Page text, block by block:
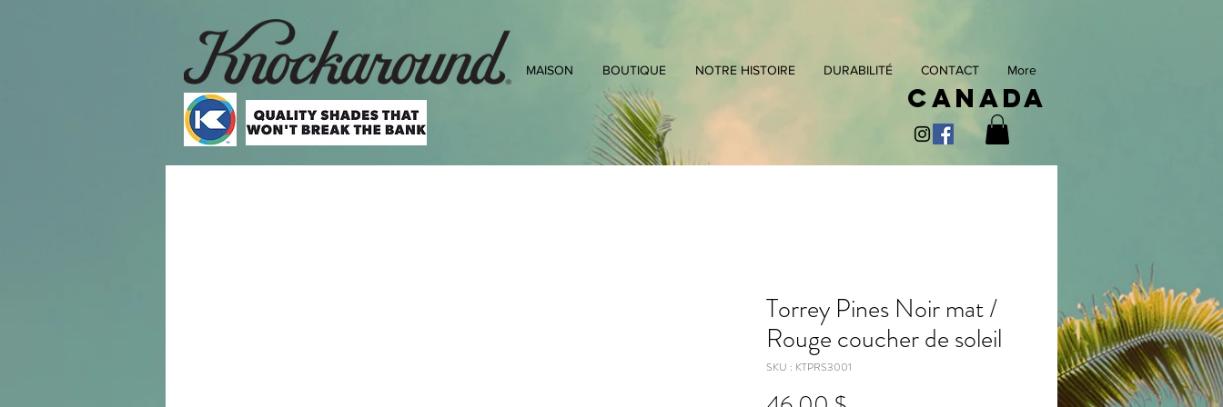
MAISON BOUTIQUE NOTRE HISTOIRE DURABILITÉ CONTACT More
Canada
Torrey Pines Noir mat /
Rouge coucher de soleil
SKU : KTPRS3001